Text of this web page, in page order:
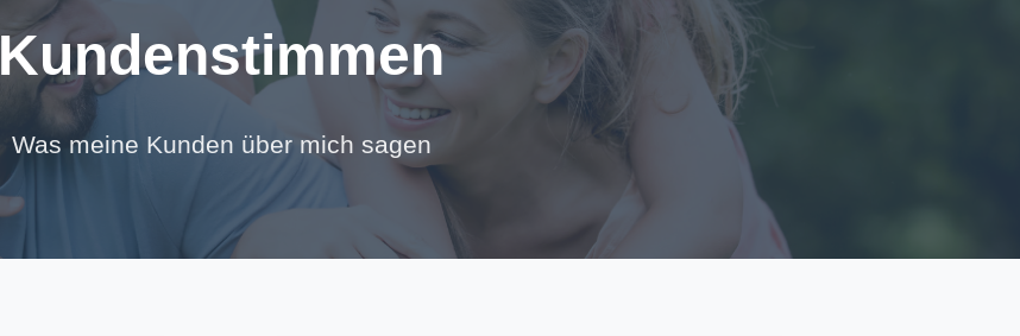
Kundenstimmen
Was meine Kunden über mich sagen